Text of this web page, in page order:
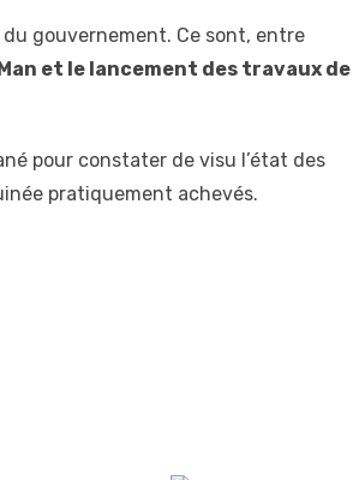
gouvernement. Ce sont, entre
et le lancement des travaux de
pour constater de visu l’état des
pratiquement achevés.